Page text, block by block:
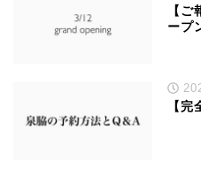
【
ープ
【